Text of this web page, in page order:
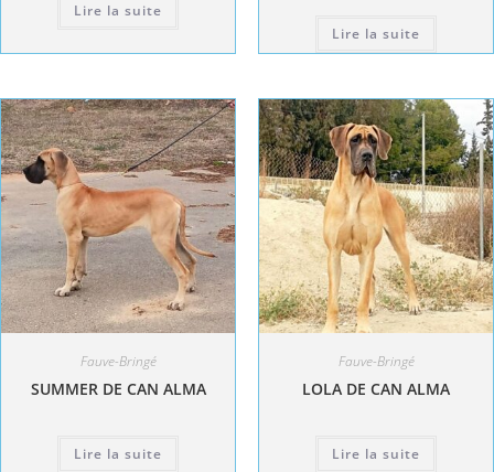
Lire la suite
Lire la suite
Fauve-Bringé
SUMMER DE CAN ALMA
Lire la suite
Fauve-Bringé
LOLA DE CAN ALMA
Lire la suite